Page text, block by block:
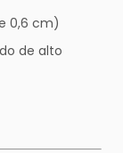
0,6 cm)
de alto